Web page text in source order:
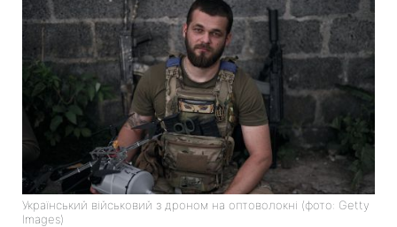
Український військовий з дроном на оптоволокні (фото: Getty
Images)